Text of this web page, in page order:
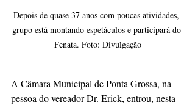
Depois de quase 37 anos com poucas atividades,
grupo está montando espetáculos e participará do
Fenata. Foto: Divulgação
A Câmara Municipal de Ponta Grossa, na
pessoa do vereador Dr. Erick, entrou, nesta